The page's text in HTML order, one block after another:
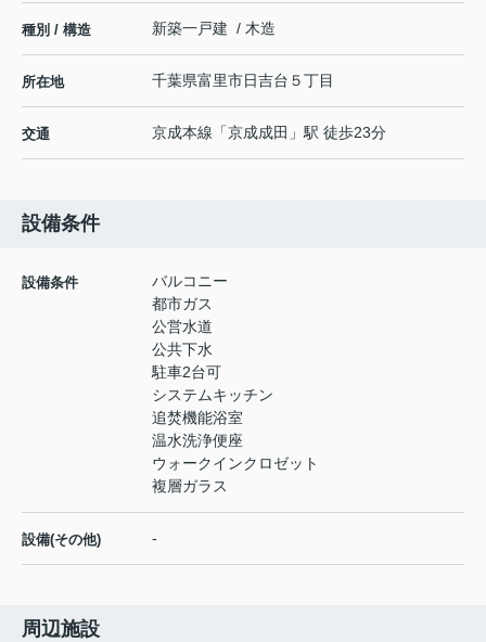
種別 / 構造 新築一戸建 / 木造
所在地 千葉県富里市日吉台 ５丁目
交通 京成本線 「京成成田 」駅 徒歩23分
設備条件
設備条件
バルコニー
都市ガス
公営水道
公共下水
駐車2台可
システムキッチン
追焚機能浴室
温水洗浄便座
ウォークインクロゼット
複層ガラス
設備(その他) -
周辺施設